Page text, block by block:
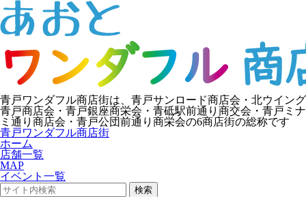
青戸ワンダフル商店街は、青戸サンロード商店会・北ウイング
青戸商店会・青戸銀座商栄会・青砥駅前通り商交会・青戸ミナ
ミ通り商店会・青戸公団前通り商栄会の6商店街の総称です
青戸ワンダフル商店街
ホーム
店舗一覧
MAP
イベント一覧
検索